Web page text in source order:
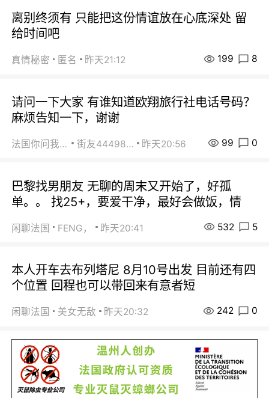
离别终须有 只能把这份情谊放在心底深处 留
给时间吧
真情秘密 匿名 昨天21:12 199 8
请问一下大家 有谁知道欧翔旅行社电话号码？
麻烦告知一下，谢谢
法国你问我答 街友44498484 昨天20:56 99 0
巴黎找男朋友 无聊的周末又开始了，好孤
单。。 找25+，要爱干净，最好会做饭，情
闲聊法国 FENG， 昨天20:41 532 5
本人开车去布列塔尼 8月10号出发 目前还有四
个位置 回程也可以带回来有意者短
闲聊法国 美女无敌 昨天20:32 242 0